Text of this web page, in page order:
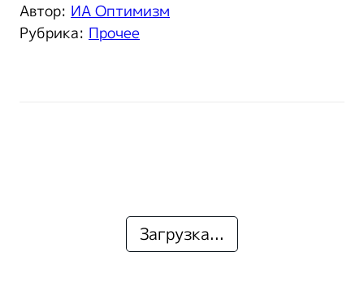
Автор: ИА Оптимизм
Рубрика: Прочее
Загрузка...